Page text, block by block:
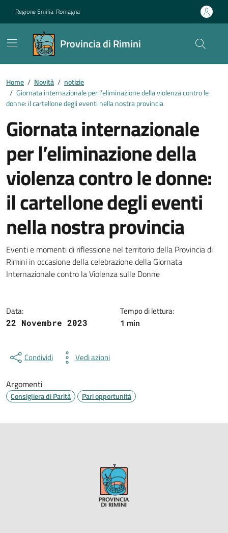
Regione Emilia-Romagna
Provincia di Rimini
Contenuti in evidenza
Home / Novità / notizie
/ Giornata internazionale per l’eliminazione della violenza contro le
donne: il cartellone degli eventi nella nostra provincia
Giornata internazionale
per l’eliminazione della
violenza contro le donne:
il cartellone degli eventi
nella nostra provincia
Dettagli della notizia
Eventi e momenti di riflessione nel territorio della Provincia di
Rimini in occasione della celebrazione della Giornata
Internazionale contro la Violenza sulle Donne
Data:
22 Novembre 2023
Tempo di lettura:
1 min
Condividi Vedi azioni
Argomenti
Consigliera di Parità Pari opportunità